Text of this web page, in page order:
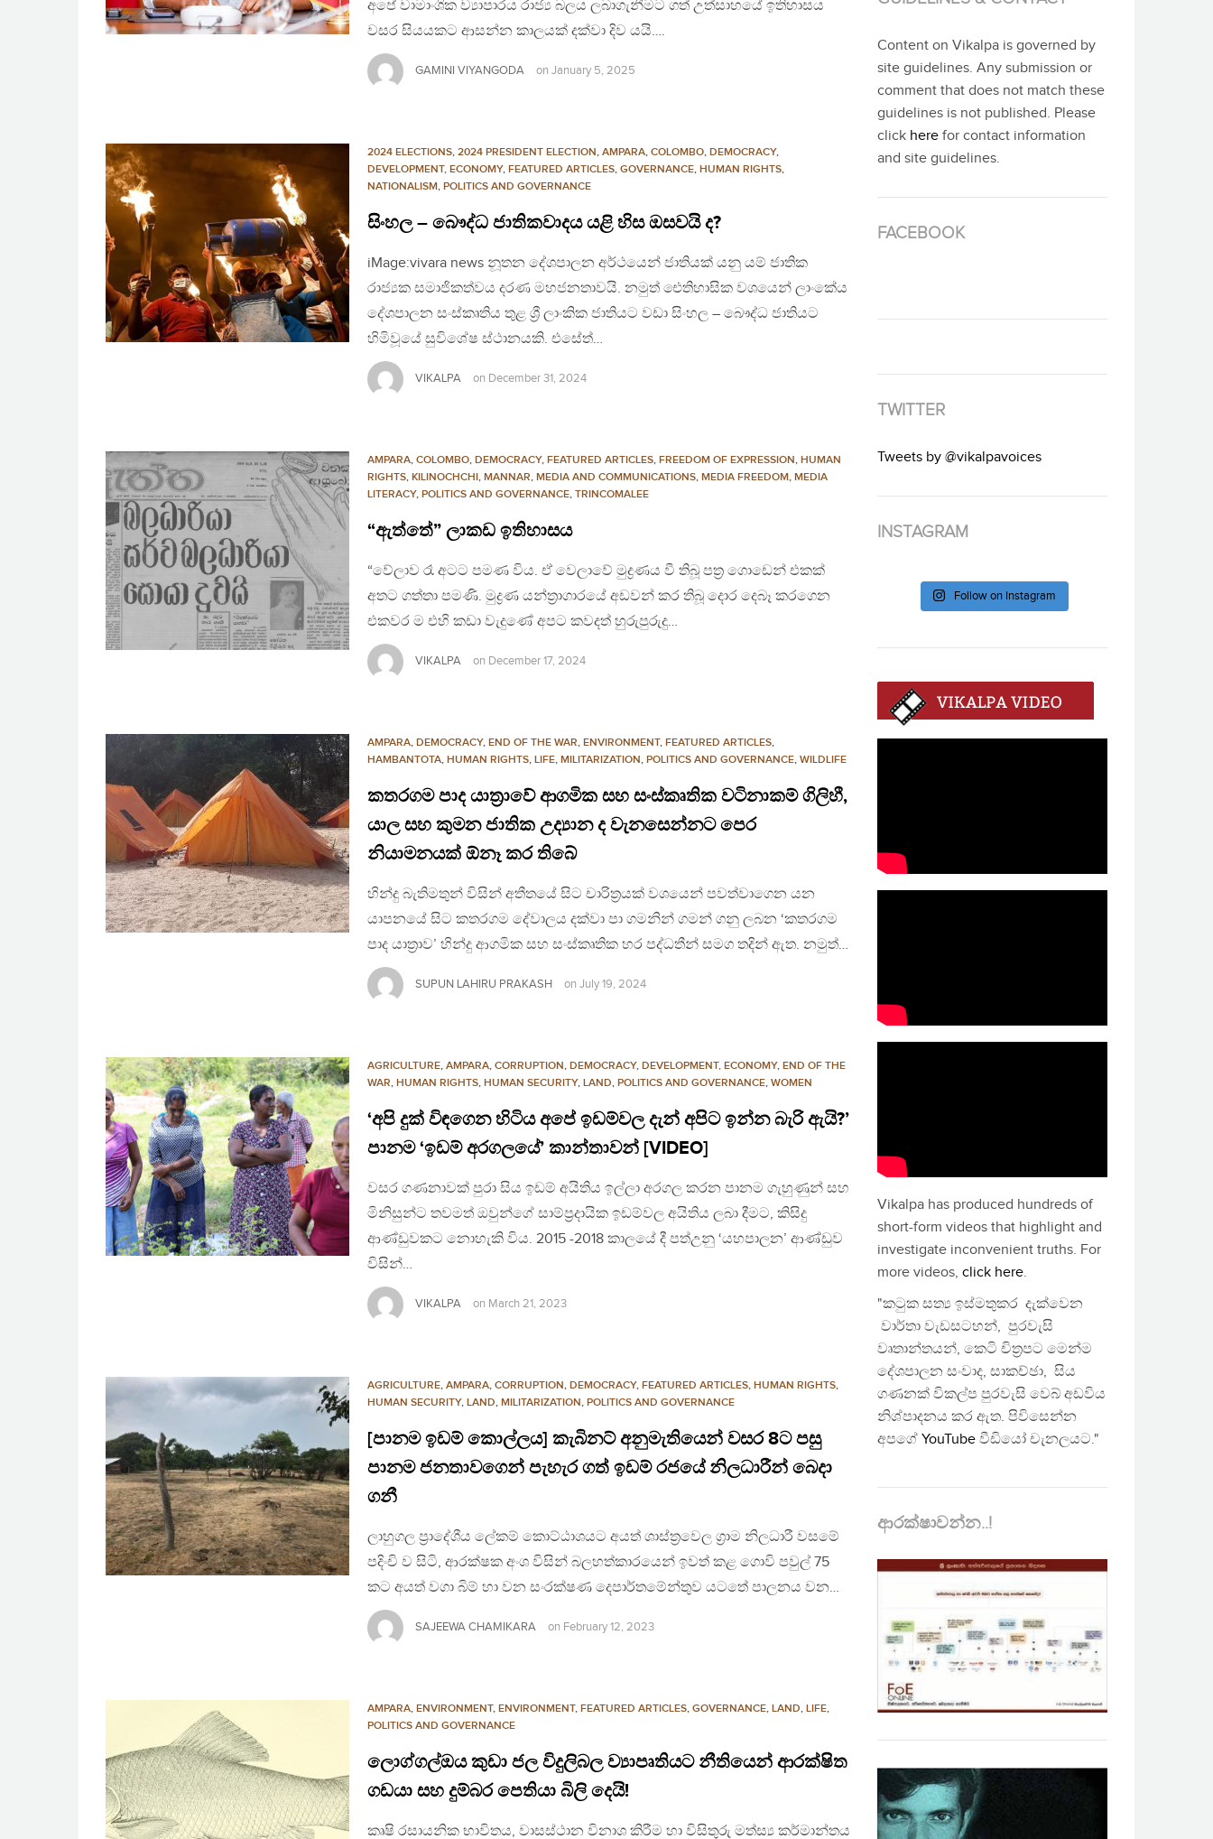
අපේ වාමාංශික ව්‍යාපාරය රාජ්‍ය බලය ලබාගැනීමට ගත් උත්සාහයේ ඉතිහාසය
වසර සියයකට ආසන්න කාලයක් දක්වා දිව යයි….
GAMINI VIYANGODA on January 5, 2025
2024 ELECTIONS, 2024 PRESIDENT ELECTION, AMPARA, COLOMBO, DEMOCRACY,
DEVELOPMENT, ECONOMY, FEATURED ARTICLES, GOVERNANCE, HUMAN RIGHTS,
NATIONALISM, POLITICS AND GOVERNANCE
සිංහල – බෞද්ධ ජාතිකවාදය යළි හිස ඔසවයි ද?
iMage:vivara news නූතන දේශපාලන අර්ථයෙන් ජාතියක් යනු යම් ජාතික
රාජ්‍යක සමාජිකත්වය දරණ මහජනතාවයි. නමුත් ඓතිහාසික වශයෙන් ලාංකේය
දේශපාලන සංස්කෘතිය තුළ ශ්‍රී ලාංකික ජාතියට වඩා සිංහල – බෞද්ධ ජාතියට
හිමිවූයේ සුවිශේෂ ස්ථානයකි. එසේත්…
VIKALPA on December 31, 2024
AMPARA, COLOMBO, DEMOCRACY, FEATURED ARTICLES, FREEDOM OF EXPRESSION, HUMAN
RIGHTS, KILINOCHCHI, MANNAR, MEDIA AND COMMUNICATIONS, MEDIA FREEDOM, MEDIA
LITERACY, POLITICS AND GOVERNANCE, TRINCOMALEE
“ඇත්තේ” ලාකඩ ඉතිහාසය
“වේලාව රෑ අටට පමණ විය. ඒ වෙලාවේ මුද්‍රණය වී තිබූ පත්‍ර ගොඩෙන් එකක්
අතට ගත්තා පමණි. මුද්‍රණ යන්ත්‍රාගාරයේ අඩවන් කර තිබූ දොර දෙබෑ කරගෙන
එකවර ම එහි කඩා වැදුණේ අපට කවදත් හුරුපුරුදු…
VIKALPA on December 17, 2024
AMPARA, DEMOCRACY, END OF THE WAR, ENVIRONMENT, FEATURED ARTICLES,
HAMBANTOTA, HUMAN RIGHTS, LIFE, MILITARIZATION, POLITICS AND GOVERNANCE, WILDLIFE
කතරගම පාද යාත්‍රාවේ ආගමික සහ සංස්කෘතික වටිනාකම් ගිලිහී,
යාල සහ කුමන ජාතික උද්‍යාන ද වැනසෙන්නට පෙර
නියාමනයක් ඕනෑ කර තිබේ
හින්දු බැතිමතුන් විසින් අතීතයේ සිට චාරිත්‍රයක් වශයෙන් පවත්වාගෙන යන
යාපනයේ සිට කතරගම දේවාලය දක්වා පා ගමනින් ගමන් ගනු ලබන ‘කතරගම
පාද යාත්‍රාව’ හින්දු ආගමික සහ සංස්කෘතික හර පද්ධතීන් සමග තදින් ඇත. නමුත්…
SUPUN LAHIRU PRAKASH on July 19, 2024
AGRICULTURE, AMPARA, CORRUPTION, DEMOCRACY, DEVELOPMENT, ECONOMY, END OF THE
WAR, HUMAN RIGHTS, HUMAN SECURITY, LAND, POLITICS AND GOVERNANCE, WOMEN
‘අපි දුක් විඳගෙන හිටිය අපේ ඉඩම්වල දැන් අපිට ඉන්න බැරි ඇයි?’
පානම ‘ඉඩම් අරගලයේ’ කාන්තාවන් [VIDEO]
වසර ගණනාවක් පුරා සිය ඉඩම් අයිතිය ඉල්ලා අරගල කරන පානම ගැහුණුන් සහ
මිනිසුන්ට තවමත් ඔවුන්ගේ සාම්ප්‍රදායික ඉඩම්වල අයිතිය ලබා දීමට, කිසිදු
ආණ්ඩුවකට නොහැකි විය. 2015 -2018 කාලයේ දී පත්උනු ‘යහපාලන’ ආණ්ඩුව
විසින්…
VIKALPA on March 21, 2023
AGRICULTURE, AMPARA, CORRUPTION, DEMOCRACY, FEATURED ARTICLES, HUMAN RIGHTS,
HUMAN SECURITY, LAND, MILITARIZATION, POLITICS AND GOVERNANCE
[පානම ඉඩම් කොල්ලය] කැබිනට් අනුමැතියෙන් වසර 8ට පසු
පානම ජනතාවගෙන් පැහැර ගත් ඉඩම් රජයේ නිලධාරීන් බෙදා
ගනී
ලාහුගල ප්‍රාදේශීය ලේකම් කොට්ඨාශයට අයත් ශාස්ත්‍රවෙල ග්‍රාම නිලධාරී වසමේ
පදිංචි ව සිටි, ආරක්ෂක අංශ විසින් බලහත්කාරයෙන් ඉවත් කළ ගොවි පවුල් 75
කට අයත් වගා බිම් හා වන සංරක්ෂණ දෙපාර්තමේන්තුව යටතේ පාලනය වන…
SAJEEWA CHAMIKARA on February 12, 2023
AMPARA, ENVIRONMENT, ENVIRONMENT, FEATURED ARTICLES, GOVERNANCE, LAND, LIFE,
POLITICS AND GOVERNANCE
ලොග්ගල්ඔය කුඩා ජල විදුලිබල ව්‍යාපෘතියට නීතියෙන් ආරක්ෂිත
ගඩයා සහ දුම්බර පෙතියා බිලි දෙයි!
කෘෂි රසායනික භාවිතය, වාසස්ථාන විනාශ කිරීම හා විසිතුරු මත්ස්‍ය කර්මාන්තය
Content on Vikalpa is governed by
site guidelines. Any submission or
comment that does not match these
guidelines is not published. Please
click here for contact information
and site guidelines.
FACEBOOK
TWITTER
Tweets by @vikalpavoices
INSTAGRAM
Follow on Instagram
Vikalpa has produced hundreds of
short-form videos that highlight and
investigate inconvenient truths. For
more videos, click here.
"කටුක සත්‍ය ඉස්මතුකර දැක්වෙන
වාර්තා වැඩසටහන්, පුරවැසි
වෘතාන්තයන්, කෙටි චිත්‍රපට මෙන්ම
දේශපාලන සංවාද, සාකච්ඡා, සිය
ගණනක් විකල්ප පුරවැසි වෙබ් අඩවිය
නිශ්පාදනය කර ඇත. පිවිසෙන්න
අපගේ YouTube වීඩියෝ චැනලයට."
ආරක්ෂාවන්න..!